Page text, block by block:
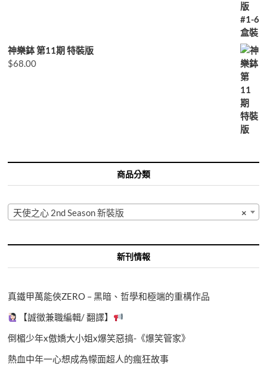
神樂鉢 第11期 特裝版
$68.00
商品分類
×
天使之心 2nd Season 新裝版
新刊情報
真鐵甲萬能俠ZERO – 黑暗、哲學和極端的重構作品
【誠徵兼職編輯/ 翻譯】
倒楣少年x傲嬌大小姐x爆笑惡搞-《爆笑管家》
熱血中年一心想成為幪面超人的瘋狂故事